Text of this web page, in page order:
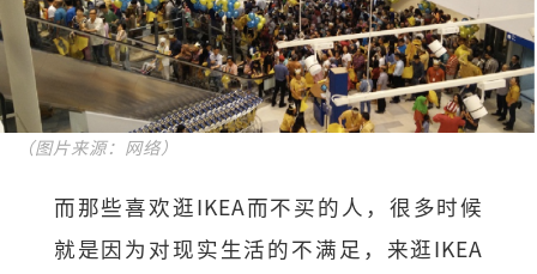
（图片来源：网络）
而那些喜欢逛IKEA而不买的人，很多时候
就是因为对现实生活的不满足，来逛IKEA